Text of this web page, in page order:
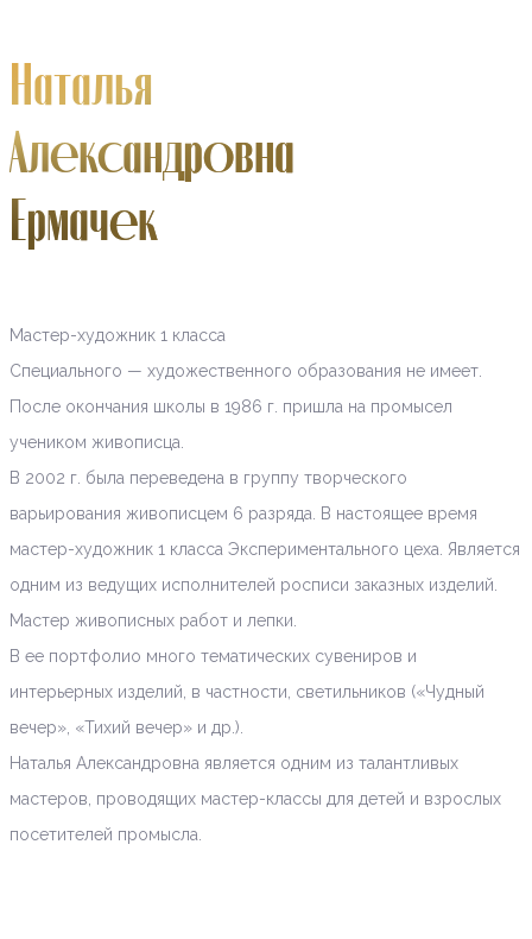
Наталья
Александровна
Ермачек
Мастер-художник 1 класса
Специального — художественного образования не имеет.
После окончания школы в 1986 г. пришла на промысел
учеником живописца.
В 2002 г. была переведена в группу творческого
варьирования живописцем 6 разряда. В настоящее время
мастер-художник 1 класса Экспериментального цеха. Является
одним из ведущих исполнителей росписи заказных изделий.
Мастер живописных работ и лепки.
В ее портфолио много тематических сувениров и
интерьерных изделий, в частности, светильников («Чудный
вечер», «Тихий вечер» и др.).
Наталья Александровна является одним из талантливых
мастеров, проводящих мастер-классы для детей и взрослых
посетителей промысла.